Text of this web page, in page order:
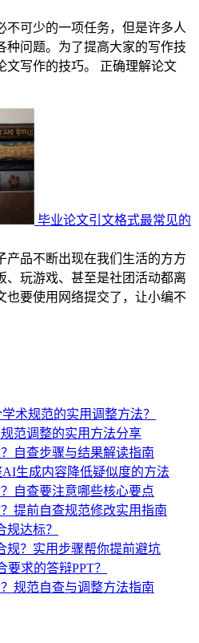
不可少的一项任务，但是许多人
种问题。为了提高大家的写作技
文写作的技巧。 正确理解论文
毕业论文引文格式最常见的
产品不断出现在我们生活的方方
、玩游戏、甚至是社团活动都离
也要使用网络提交了，让小编不
术规范的实用调整方法？
范调整的实用方法分享
自查步骤与结果解读指南
AI生成内容降低疑似度的方法
自查要注意哪些核心要点
提前自查规范修改实用指南
达标？
规？实用步骤帮你提前避坑
求的答辩PPT？
规范自查与调整方法指南